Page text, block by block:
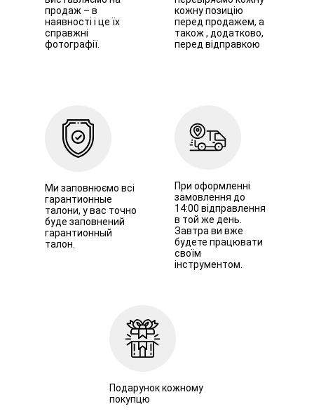
продаж – в
наявності і це їх
справжні
фотографії.
кожну позицію
перед продажем, а
також , додатково,
перед відправкою
Ми заповнюємо всі
гарантионные
талони, у вас точно
буде заповнений
гарантионный
талон.
При оформленні
замовлення до
14:00 відправлення
в той же день.
Завтра ви вже
будете працювати
своїм
інструментом.
Подарунок кожному
покупцю